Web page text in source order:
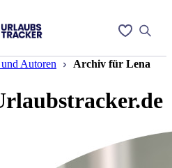
Autoren Archiv für Lena